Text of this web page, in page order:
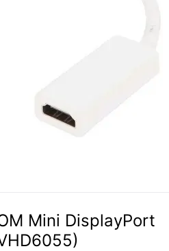
Mini DisplayPort